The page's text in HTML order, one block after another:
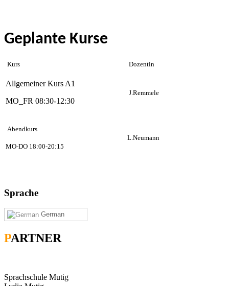
Geplante Kurse
Kurs Dozentin
Allgemeiner Kurs A1
MO_FR 08:30-12:30
J.Remmele
Abendkurs
MO-DO 18:00-20:15
L.Neumann
Sprache
German
PARTNER
Sprachschule Mutig